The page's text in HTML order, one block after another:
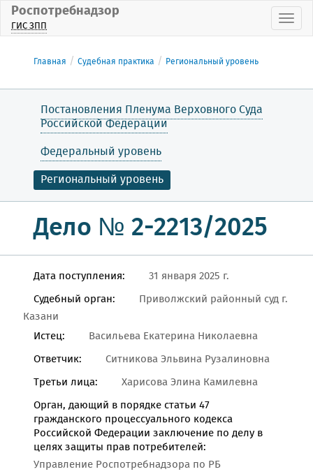
Роспотребнадзор
ГИС ЗПП
Главная Судебная практика Региональный уровень
Постановления Пленума Верховного Суда
Российской Федерации
Федеральный уровень
Региональный уровень
Дело № 2-2213/2025
Дата поступления:
31 января 2025 г.
Судебный орган:
Приволжский районный суд г.
Казани
Истец:
Васильева Екатерина Николаевна
Ответчик:
Ситникова Эльвина Рузалиновна
Третьи лица:
Харисова Элина Камилевна
Орган, дающий в порядке статьи 47
гражданского процессуального кодекса
Российской Федерации заключение по делу в
целях защиты прав потребителей:
Управление Роспотребнадзора по РБ